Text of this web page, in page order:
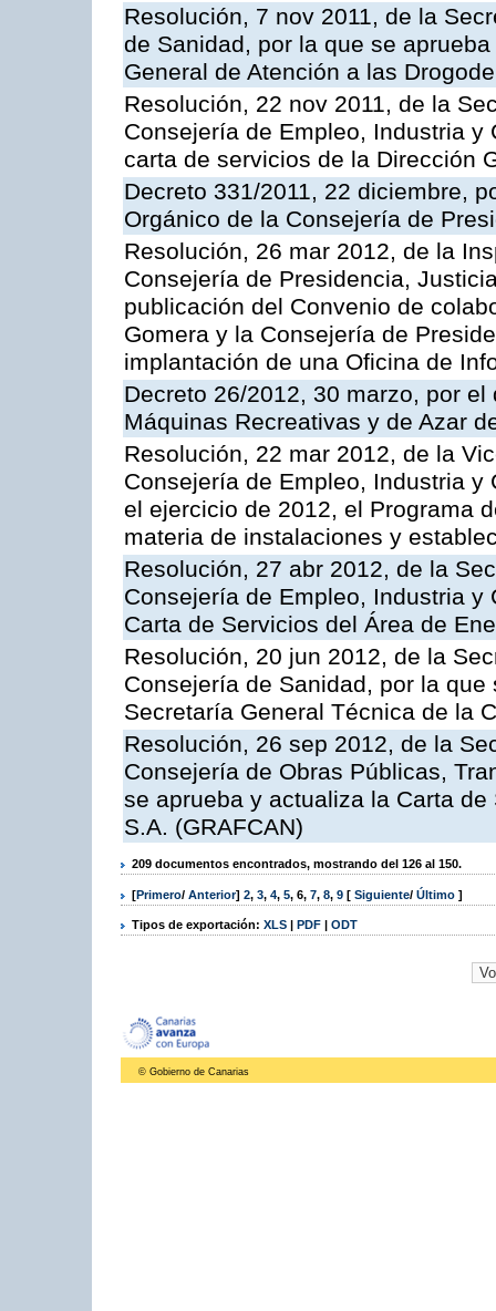
Resolución, 7 nov 2011, de la
de Sanidad, por la que se
General de Atención a las
Resolución, 22 nov 2011, de la
Consejería de Empleo, Industria
carta de servicios de la Dirección
Decreto 331/2011, 22 diciembre,
Orgánico de la Consejería de
Resolución, 26 mar 2012, de la
Consejería de Presidencia,
publicación del Convenio de
Gomera y la Consejería de
implantación de una Oficina de
Decreto 26/2012, 30 marzo, por
Máquinas Recreativas y de Azar
Resolución, 22 mar 2012, de la
Consejería de Empleo, Industria
el ejercicio de 2012, el Programa
materia de instalaciones y
Resolución, 27 abr 2012, de la
Consejería de Empleo, Industria
Carta de Servicios del Área de
Resolución, 20 jun 2012, de la
Consejería de Sanidad, por la
Secretaría General Técnica de la
Resolución, 26 sep 2012, de la
Consejería de Obras Públicas,
se aprueba y actualiza la Carta
S.A. (GRAFCAN)
209 documentos encontrados, mostrando del 126 al 150.
[Primero/ Anterior] 2, 3, 4, 5, 6, 7, 8, 9 [ Siguiente/ Último ]
Tipos de exportación: XLS | PDF | ODT
© Gobierno de Canarias